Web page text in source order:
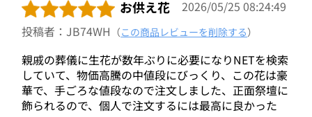
お供え花
2026/05/25 08:24:49
投稿者：JB74WH （この商品レビューを削除する）
親戚の葬儀に生花が数年ぶりに必要になりNETを検索
していて、物価高騰の中値段にびっくり、この花は豪
華で、手ごろな値段なので注文しました、正面祭壇に
飾られるので、個人で注文するには最高に良かった